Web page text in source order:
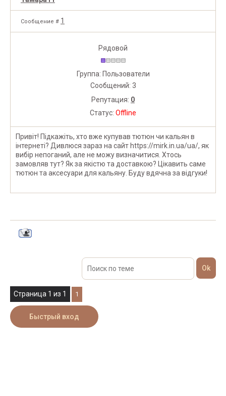
Сообщение # 1
Рядовой
Группа: Пользователи
Сообщений: 3
Репутация: 0
Статус: Offline
Привіт! Підкажіть, хто вже купував тютюн чи кальян в
інтернеті? Дивлюся зараз на сайт https://mirk.in.ua/ua/, як
вибір непоганий, але не можу визначитися. Хтось
замовляв тут? Як за якістю та доставкою? Цікавить саме
тютюн та аксесуари для кальяну. Буду вдячна за відгуки!
Страница 1 из 1 1